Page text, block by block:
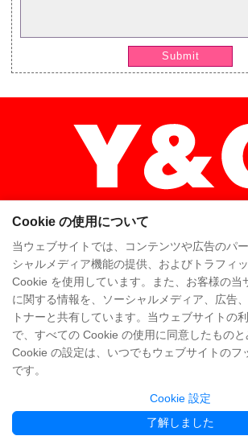
Submit
×
ホーム 高品质 Y &
Y & Gカンパニー 工場
よくある質問 知識 お
Copyright @ Y&G Inflatable (Guangzhou Yujia New
www.yginflatable.net
Cookie の使用について
当ウェブサイトでは、コンテンツや広告のパ
シャルメディア機能の提供、およびトラフィ
Cookie を使用しています。また、お客様の当
に関する情報を、ソーシャルメディア、広告
トナーと共有しています。当ウェブサイトの
で、すべての Cookie の使用に同意したものと
Cookie の設定は、いつでもウェブサイトのフ
です。
Cookie 設定
了解しました